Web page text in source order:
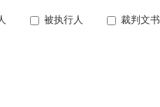
被执行人 裁判文书